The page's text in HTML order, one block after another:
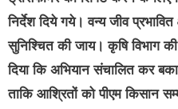
निर्देश दिये गये। वन्य जीव प्रभावित
सुनिश्चित की जाय। कृषि विभाग की
दिया कि अभियान संचालित कर
ताकि आश्रितों को पीएम किसान